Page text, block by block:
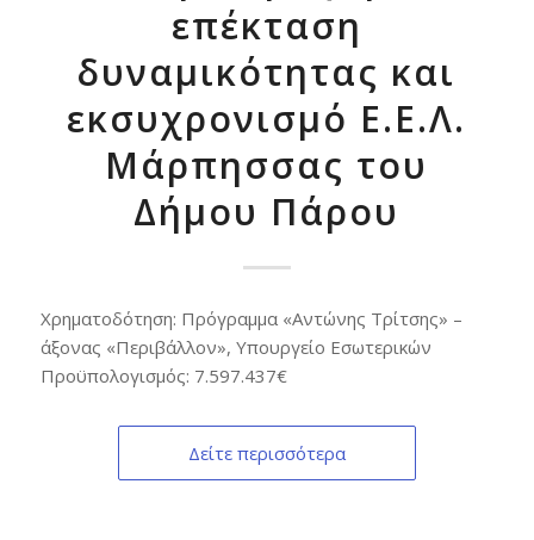
επέκταση
δυναμικότητας και
εκσυχρονισμό Ε.Ε.Λ.
Μάρπησσας του
Δήμου Πάρου
Χρηματοδότηση: Πρόγραμμα «Αντώνης Τρίτσης» –
άξονας «Περιβάλλον», Υπουργείο Εσωτερικών
Προϋπολογισμός: 7.597.437€
Δείτε περισσότερα